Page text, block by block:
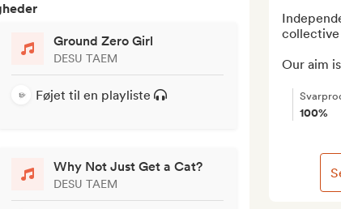
Ground Zero Girl
DESU TAEM
Føjet til en playliste
Why Not Just Get a Cat?
DESU TAEM
collective
Our aim
100%